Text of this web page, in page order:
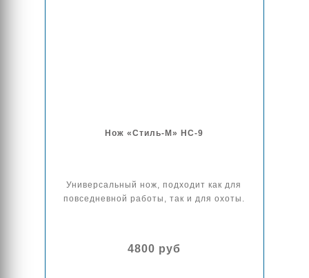
Нож «Стиль-М» НС-9
Универсальный нож, подходит как для
повседневной работы, так и для охоты.
4800 руб